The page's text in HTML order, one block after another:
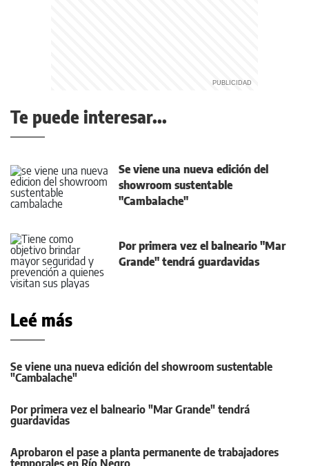
Te puede interesar...
Se viene una nueva edición del
showroom sustentable
"Cambalache"
Por primera vez el balneario "Mar
Grande" tendrá guardavidas
Leé más
Se viene una nueva edición del showroom sustentable
"Cambalache"
Por primera vez el balneario "Mar Grande" tendrá
guardavidas
Aprobaron el pase a planta permanente de trabajadores
temporales en Río Negro